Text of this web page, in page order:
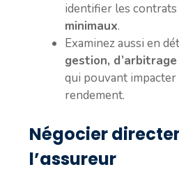
identifier les contrats
minimaux.
Examinez aussi en
gestion, d’arbitrage
qui pouvant
rendement.
Négocier
l’assureur